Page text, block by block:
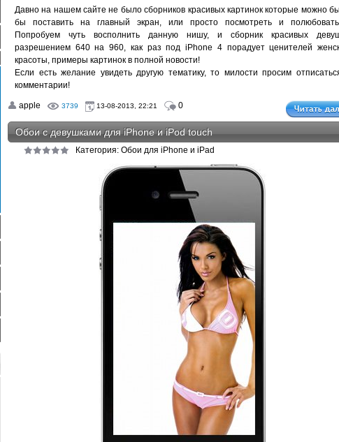
Давно на нашем сайте не было сборников красивых картинок которые можно
бы поставить на главный экран, или просто посмотреть и
Попробуем чуть восполнить данную нишу, и сборник красивых
разрешением 640 на 960, как раз под iPhone 4 порадует ценителей
красоты, примеры картинок в полной новости!
Если есть желание увидеть другую тематику, то милости просим
комментарии!
apple 3739 13-08-2013, 22:21 0
Обои с девушками для iPhone и iPod touch
Категория: Обои для iPhone и iPad